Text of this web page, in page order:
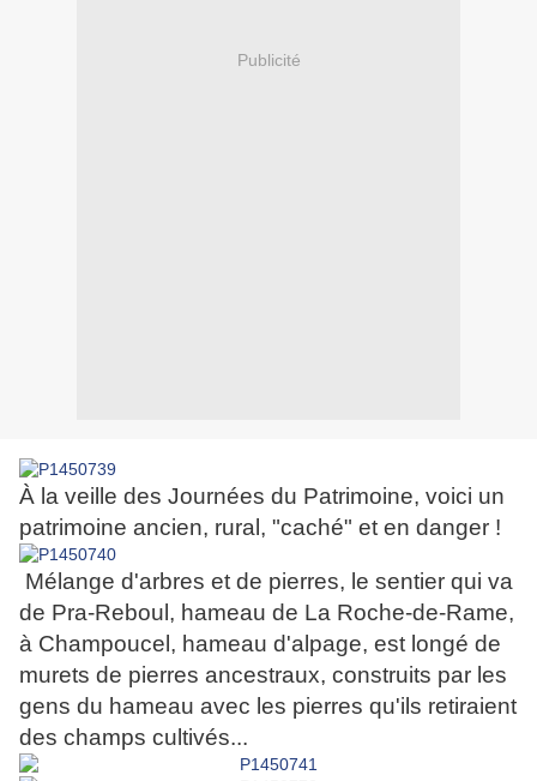
Publicité
À la veille des Journées du Patrimoine, voici un
patrimoine ancien, rural, "caché" et en danger !
Mélange d'arbres et de pierres, le sentier qui va
de Pra-Reboul, hameau de La Roche-de-Rame,
à Champoucel, hameau d'alpage, est longé de
murets de pierres ancestraux, construits par les
gens du hameau avec les pierres qu'ils retiraient
des champs cultivés...